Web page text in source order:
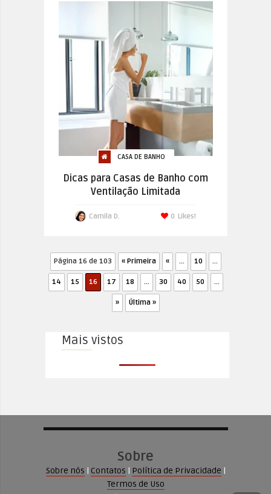
CASA DE BANHO
Dicas para Casas de Banho com
Ventilação Limitada
Camila D. Likes!
0
Página 16 de 103 « Primeira « ... 10 ...
14 15 16 17 18 ... 30 40 50 ...
» Última »
Mais vistos
Sobre
Sobre nós | Contatos | Política de Privacidade |
Termos de Uso